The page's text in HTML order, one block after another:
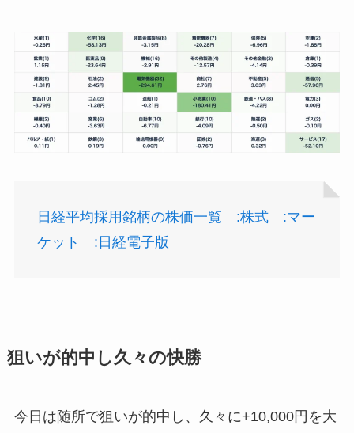
日経平均採用銘柄の株価一覧 :株式 :マー
ケット :日経電子版
狙いが的中し久々の快勝
今日は随所で狙いが的中し、久々に+10,000円を大